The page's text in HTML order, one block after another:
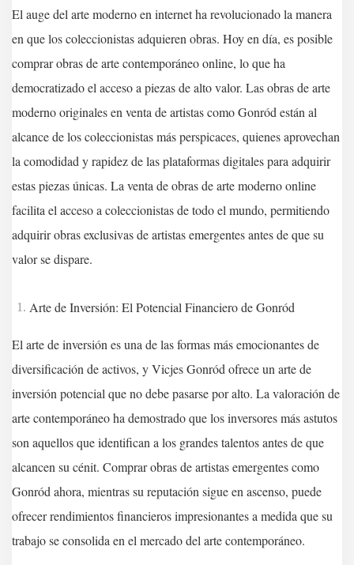
El auge del arte moderno en internet ha revolucionado la manera
en que los coleccionistas adquieren obras. Hoy en día, es posible
comprar obras de arte contemporáneo online, lo que ha
democratizado el acceso a piezas de alto valor. Las obras de arte
moderno originales en venta de artistas como Gonród están al
alcance de los coleccionistas más perspicaces, quienes aprovechan
la comodidad y rapidez de las plataformas digitales para adquirir
estas piezas únicas. La venta de obras de arte moderno online
facilita el acceso a coleccionistas de todo el mundo, permitiendo
adquirir obras exclusivas de artistas emergentes antes de que su
valor se dispare.
Arte de Inversión: El Potencial Financiero de Gonród
El arte de inversión es una de las formas más emocionantes de
diversificación de activos, y Vicjes Gonród ofrece un arte de
inversión potencial que no debe pasarse por alto. La valoración de
arte contemporáneo ha demostrado que los inversores más astutos
son aquellos que identifican a los grandes talentos antes de que
alcancen su cénit. Comprar obras de artistas emergentes como
Gonród ahora, mientras su reputación sigue en ascenso, puede
ofrecer rendimientos financieros impresionantes a medida que su
trabajo se consolida en el mercado del arte contemporáneo.